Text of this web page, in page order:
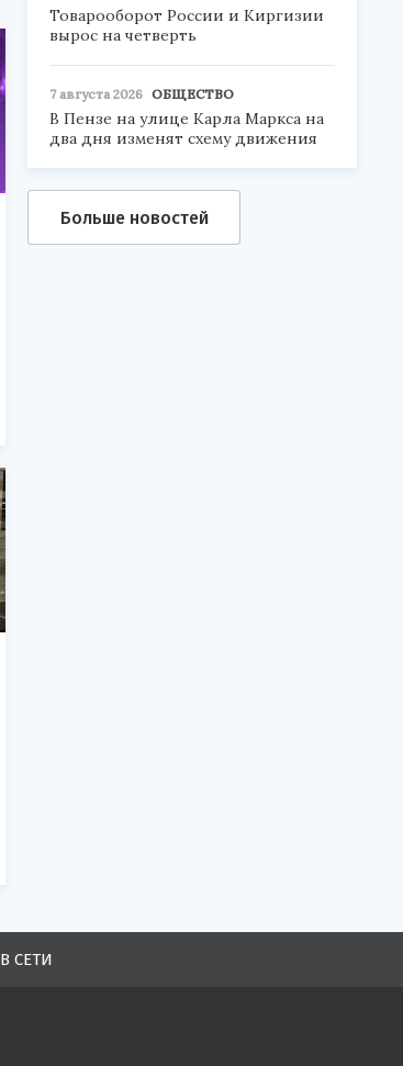
Товарооборот России и Киргизии
вырос на четверть
7 августа 2026 ОБЩЕСТВО
В Пензе на улице Карла Маркса на
два дня изменят схему движения
Больше новостей
В СЕТИ